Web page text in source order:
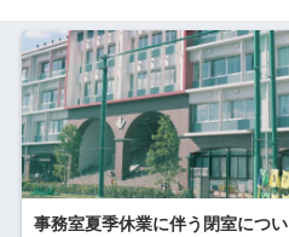
事務室夏季休業に伴う閉室につい